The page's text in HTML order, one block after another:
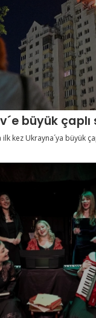
büyük çaplı
kez Ukrayna´ya büyük